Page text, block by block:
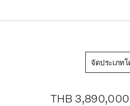
THB 3,890,000